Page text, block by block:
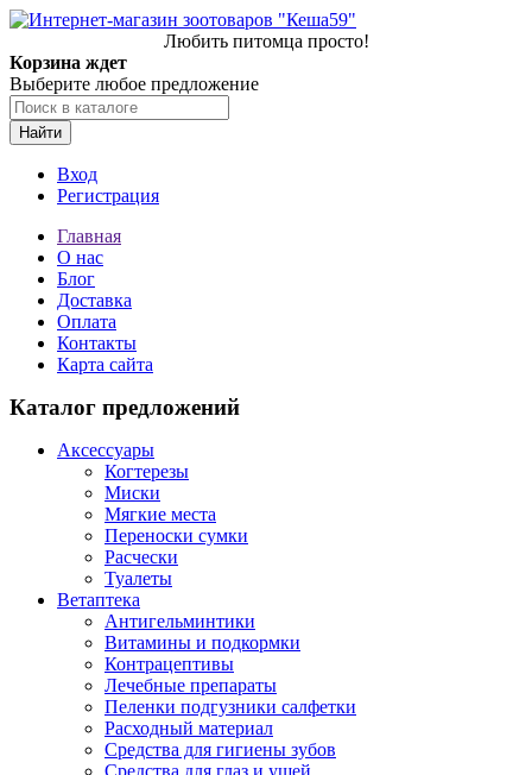
Любить питомца просто!
Корзина ждет
Выберите любое предложение
Найти
Вход
Регистрация
Главная
О нас
Блог
Доставка
Оплата
Контакты
Карта сайта
Каталог предложений
Аксессуары
Когтерезы
Миски
Мягкие места
Переноски сумки
Расчески
Туалеты
Ветаптека
Антигельминтики
Витамины и подкормки
Контрацептивы
Лечебные препараты
Пеленки подгузники салфетки
Расходный материал
Средства для гигиены зубов
Средства для глаз и ушей